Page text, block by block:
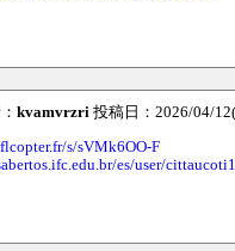
kvamvrzri 投稿日：2026/04/
s/sVMk6OO-F
es/user/